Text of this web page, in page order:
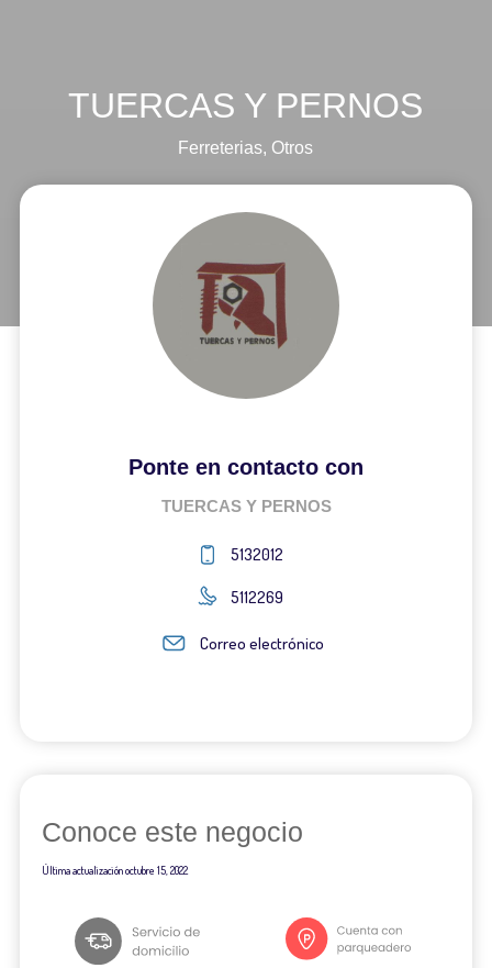
TUERCAS Y PERNOS
Ferreterias, Otros
Ponte en contacto con
TUERCAS Y PERNOS
5132012
5112269
Correo electrónico
Conoce este negocio
Última actualizaciónoctubre 15, 2022